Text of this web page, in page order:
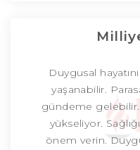
Duygusal
yaşanabilir.
gündeme
yükseliyor.
önem verin.